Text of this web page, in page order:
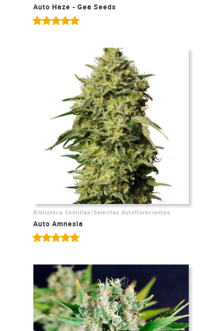
Auto Haze - Gea Seeds
Biblioteca Semillas /Semillas Autoflorecientes
Auto Amnesia